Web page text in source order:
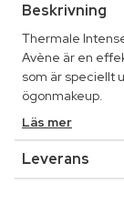
Beskrivning
Thermale
Avène är en
som är speciellt
ögonmakeup.
Läs mer
Leverans